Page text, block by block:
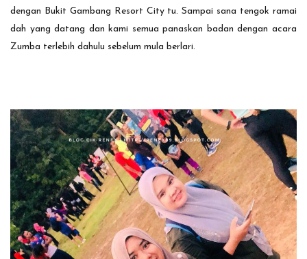
dengan Bukit Gambang Resort City tu. Sampai sana tengok ramai
dah yang datang dan kami semua panaskan badan dengan acara
Zumba terlebih dahulu sebelum mula berlari.